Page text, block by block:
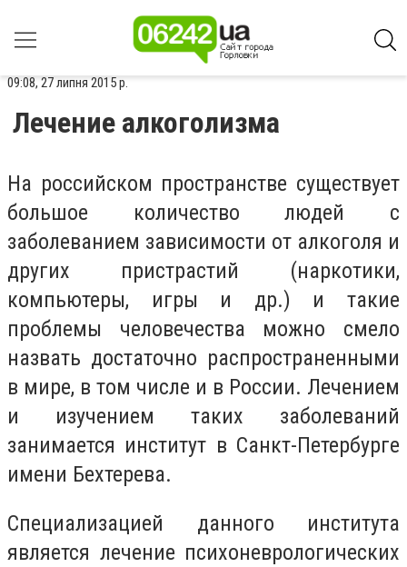
09:08, 27 липня 2015 р.
Лечение алкоголизма
На российском пространстве существует
большое количество людей с
заболеванием зависимости от алкоголя и
других пристрастий (наркотики,
компьютеры, игры и др.) и такие
проблемы человечества можно смело
назвать достаточно распространенными
в мире, в том числе и в России. Лечением
и изучением таких заболеваний
занимается институт в Санкт-Петербурге
имени Бехтерева.
Специализацией данного института
является лечение психоневрологических